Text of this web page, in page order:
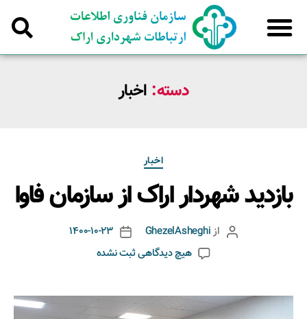
دسته: اخبار
اخبار
بازدید شهردار اراک از سازمان فاوا
از GhezelAsheghi
1400-10-23
هیچ دیدگاهیثبت نشده